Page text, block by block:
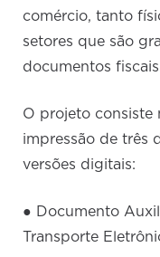
comércio, tanto
setores que são
documentos
O projeto consiste
impressão de três
versões digitais:
● Documento
Transporte